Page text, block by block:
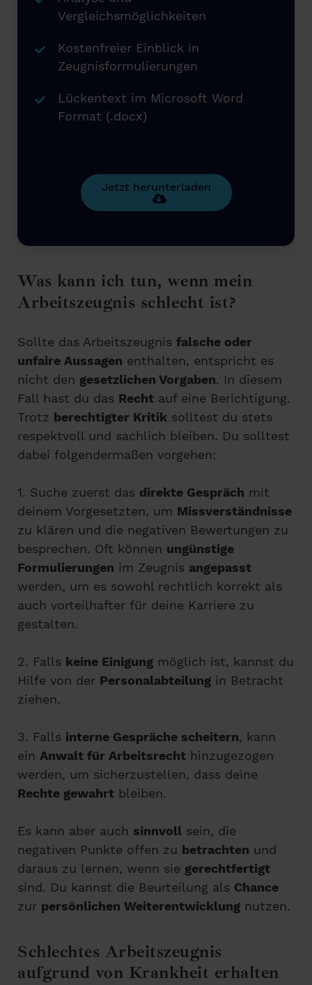
Vergleichsmöglichkeiten
Kostenfreier Einblick in
Zeugnisformulierungen
Lückentext im Microsoft Word
Format (.docx)
Jetzt herunterladen
Was kann ich tun, wenn mein
Arbeitszeugnis schlecht ist?
Sollte das Arbeitszeugnis falsche oder
unfaire Aussagen enthalten, entspricht es
nicht den gesetzlichen Vorgaben. In diesem
Fall hast du das Recht auf eine Berichtigung.
Trotz berechtigter Kritik solltest du stets
respektvoll und sachlich bleiben. Du solltest
dabei folgendermaßen vorgehen:
1. Suche zuerst das direkte Gespräch mit
deinem Vorgesetzten, um Missverständnisse
zu klären und die negativen Bewertungen zu
besprechen. Oft können ungünstige
Formulierungen im Zeugnis angepasst
werden, um es sowohl rechtlich korrekt als
auch vorteilhafter für deine Karriere zu
gestalten.
2. Falls keine Einigung möglich ist, kannst du
Hilfe von der Personalabteilung in Betracht
ziehen.
3. Falls interne Gespräche scheitern, kann
ein Anwalt für Arbeitsrecht hinzugezogen
werden, um sicherzustellen, dass deine
Rechte gewahrt bleiben.
Es kann aber auch sinnvoll sein, die
negativen Punkte offen zu betrachten und
daraus zu lernen, wenn sie gerechtfertigt
sind. Du kannst die Beurteilung als Chance
zur persönlichen Weiterentwicklung nutzen.
Schlechtes Arbeitszeugnis
aufgrund von Krankheit erhalten